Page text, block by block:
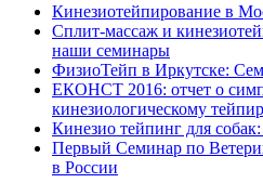
Кинезиотейпирование в
Сплит-массаж и
наши семинары
ФизиоТейп в Иркутске:
ЕКОНСТ 2016: отчет о
кинезиологическому
Кинезио тейпинг для
Первый Семинар по
в России